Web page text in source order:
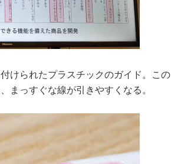
けられたプラスチックのガイド。この
まっすぐな線が引きやすくなる。